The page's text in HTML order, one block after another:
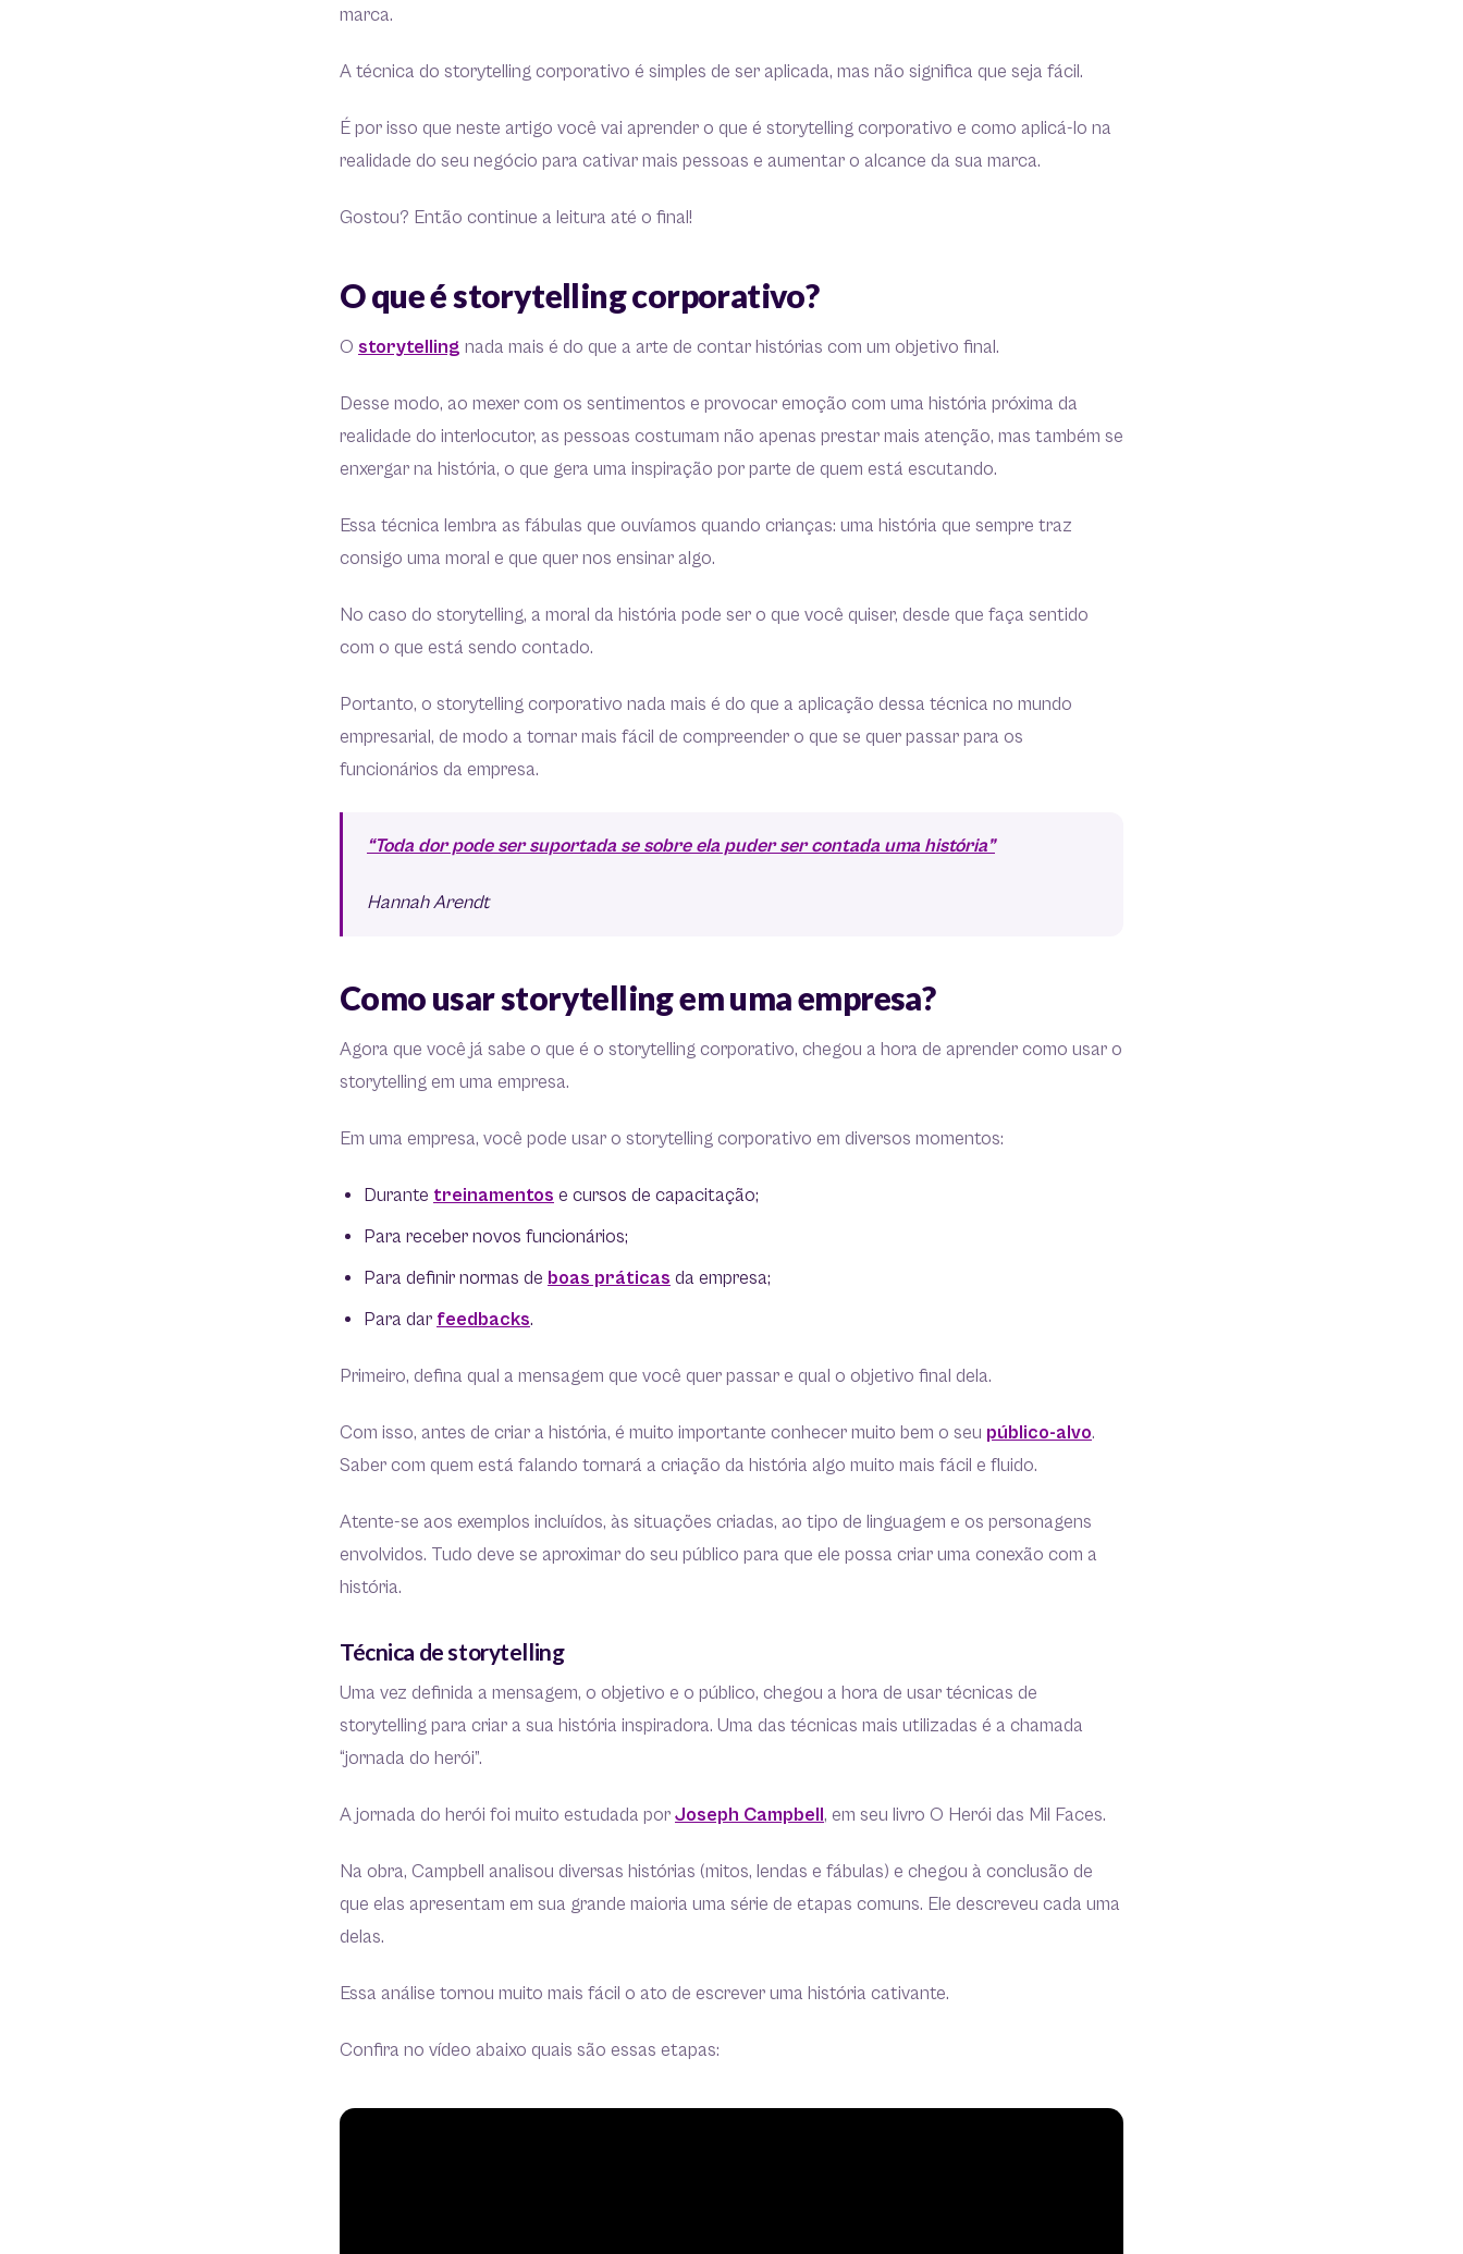
marca.
A técnica do storytelling corporativo é simples de ser aplicada, mas não significa que seja fácil.
É por isso que neste artigo você vai aprender o que é storytelling corporativo e como aplicá-lo na
realidade do seu negócio para cativar mais pessoas e aumentar o alcance da sua marca.
Gostou? Então continue a leitura até o final!
O que é storytelling corporativo?
O storytelling nada mais é do que a arte de contar histórias com um objetivo final.
Desse modo, ao mexer com os sentimentos e provocar emoção com uma história próxima da
realidade do interlocutor, as pessoas costumam não apenas prestar mais atenção, mas também se
enxergar na história, o que gera uma inspiração por parte de quem está escutando.
Essa técnica lembra as fábulas que ouvíamos quando crianças: uma história que sempre traz
consigo uma moral e que quer nos ensinar algo.
No caso do storytelling, a moral da história pode ser o que você quiser, desde que faça sentido
com o que está sendo contado.
Portanto, o storytelling corporativo nada mais é do que a aplicação dessa técnica no mundo
empresarial, de modo a tornar mais fácil de compreender o que se quer passar para os
funcionários da empresa.
“Toda dor pode ser suportada se sobre ela puder ser contada uma história”
Hannah Arendt
Como usar storytelling em uma empresa?
Agora que você já sabe o que é o storytelling corporativo, chegou a hora de aprender como usar o
storytelling em uma empresa.
Em uma empresa, você pode usar o storytelling corporativo em diversos momentos:
Durante treinamentos e cursos de capacitação;
Para receber novos funcionários;
Para definir normas de boas práticas da empresa;
Para dar feedbacks.
Primeiro, defina qual a mensagem que você quer passar e qual o objetivo final dela.
Com isso, antes de criar a história, é muito importante conhecer muito bem o seu público-alvo.
Saber com quem está falando tornará a criação da história algo muito mais fácil e fluido.
Atente-se aos exemplos incluídos, às situações criadas, ao tipo de linguagem e os personagens
envolvidos. Tudo deve se aproximar do seu público para que ele possa criar uma conexão com a
história.
Técnica de storytelling
Uma vez definida a mensagem, o objetivo e o público, chegou a hora de usar técnicas de
storytelling para criar a sua história inspiradora. Uma das técnicas mais utilizadas é a chamada
“jornada do herói”.
A jornada do herói foi muito estudada por Joseph Campbell, em seu livro O Herói das Mil Faces.
Na obra, Campbell analisou diversas histórias (mitos, lendas e fábulas) e chegou à conclusão de
que elas apresentam em sua grande maioria uma série de etapas comuns. Ele descreveu cada uma
delas.
Essa análise tornou muito mais fácil o ato de escrever uma história cativante.
Confira no vídeo abaixo quais são essas etapas: